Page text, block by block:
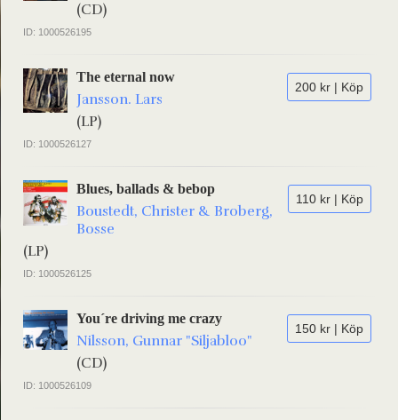
(CD)
ID: 1000526195
200 kr | Köp
The eternal now
Jansson. Lars
(LP)
ID: 1000526127
110 kr | Köp
Blues, ballads & bebop
Boustedt, Christer & Broberg,
Bosse
(LP)
ID: 1000526125
150 kr | Köp
You´re driving me crazy
Nilsson, Gunnar "Siljabloo"
(CD)
ID: 1000526109